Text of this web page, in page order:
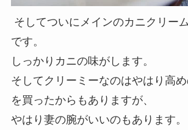
そしてついにメインのカニクリー
です。
しっかりカニの味がします。
そしてクリーミーなのはやはり高
を買ったからもありますが、
やはり妻の腕がいいのもあります。